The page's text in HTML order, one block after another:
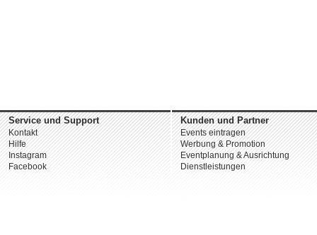
Service und Support
Kontakt
Hilfe
Instagram
Facebook
Kunden und Partner
Events eintragen
Werbung & Promotion
Eventplanung & Ausrichtung
Dienstleistungen